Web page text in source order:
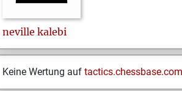
neville kalebi
Keine Wertung auf tactics.chessbase.com